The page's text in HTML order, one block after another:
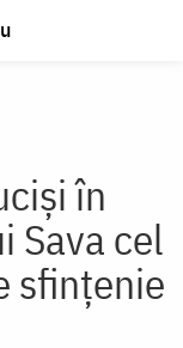
în
Sava cel
sfințenie